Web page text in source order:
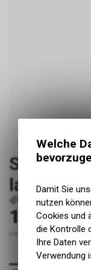
Santa
large
199.00
inkl. MwSt., zzgl.
Welche
Damit Sie
nutzen
Cookies und
die Kontrolle
Ihre Daten
Verwendung